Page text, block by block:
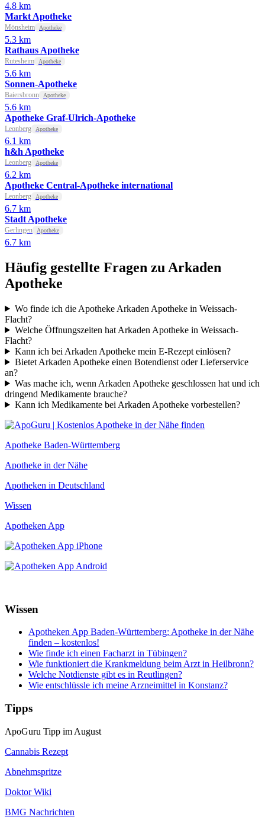
4.8 km
Markt Apotheke
Mönsheim Apotheke
5.3 km
Rathaus Apotheke
Rutesheim Apotheke
5.6 km
Sonnen-Apotheke
Baiersbronn Apotheke
5.6 km
Apotheke Graf-Ulrich-Apotheke
Leonberg Apotheke
6.1 km
h&h Apotheke
Leonberg Apotheke
6.2 km
Apotheke Central-Apotheke international
Leonberg Apotheke
6.7 km
Stadt Apotheke
Gerlingen Apotheke
6.7 km
Häufig gestellte Fragen zu Arkaden
Apotheke
Wo finde ich die Apotheke Arkaden Apotheke in Weissach-
Flacht?
Welche Öffnungszeiten hat Arkaden Apotheke in Weissach-
Flacht?
Kann ich bei Arkaden Apotheke mein E-Rezept einlösen?
Bietet Arkaden Apotheke einen Botendienst oder Lieferservice
an?
Was mache ich, wenn Arkaden Apotheke geschlossen hat und ich
dringend Medikamente brauche?
Kann ich Medikamente bei Arkaden Apotheke vorbestellen?
Apotheke Baden-Württemberg
Apotheke in der Nähe
Apotheken in Deutschland
Wissen
Apotheken App
Wissen
Apotheken App Baden-Württemberg: Apotheke in der Nähe
finden – kostenlos!
Wie finde ich einen Facharzt in Tübingen?
Wie funktioniert die Krankmeldung beim Arzt in Heilbronn?
Welche Notdienste gibt es in Reutlingen?
Wie entschlüssle ich meine Arzneimittel in Konstanz?
Tipps
ApoGuru Tipp im August
Cannabis Rezept
Abnehmspritze
Doktor Wiki
BMG Nachrichten